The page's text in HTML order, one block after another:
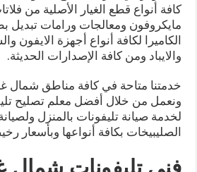
كافة أنواع قطع الغيار الأصلية من
مايكروفون ومعالجات ورامات تبديل
الكاميرا لكافة أنواع أجهزة الايفون
والايباد ومن كافة الإصدارات الحديثة.
خدمتنا متاحة في كافة مناطق شمال
ونعمل من خلال أفضل معلم تصليح
لخدمة صيانة تليفونات بالمنزل
الصليبيخات بكافة أنواعها وبأسعار
فني تليفونات